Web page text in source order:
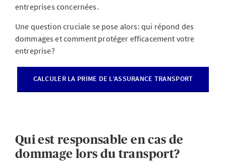
entreprises concernées.
Une question cruciale se pose alors: qui répond des
dommages et comment protéger efficacement votre
entreprise?
CALCULER LA PRIME DE L’ASSURANCE TRANSPORT
Qui est responsable en cas de
dommage lors du transport?